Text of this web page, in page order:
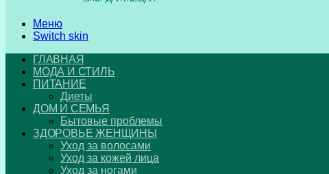
Меню
Switch skin
ГЛАВНАЯ
МОДА И СТИЛЬ
ПИТАНИЕ
Диеты
ДОМ И СЕМЬЯ
Бытовые проблемы
ЗДОРОВЬЕ ЖЕНЩИНЫ
Уход за волосами
Уход за кожей лица
Уход за ногами